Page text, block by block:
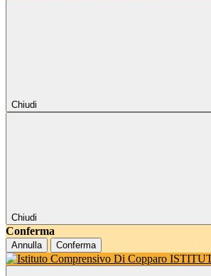
Chiudi
Chiudi
Conferma
Annulla Conferma